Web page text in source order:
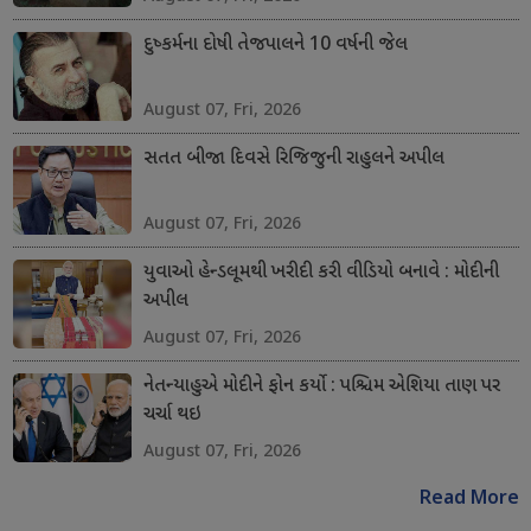
દુષ્કર્મના દોષી તેજપાલને 10 વર્ષની જેલ
August 07, Fri, 2026
સતત બીજા દિવસે રિજિજુની રાહુલને અપીલ
August 07, Fri, 2026
યુવાઓ હેન્ડલૂમથી ખરીદી કરી વીડિયો બનાવે : મોદીની
અપીલ
August 07, Fri, 2026
નેતન્યાહુએ મોદીને ફોન કર્યો : પશ્ચિમ એશિયા તાણ પર
ચર્ચા થઇ
August 07, Fri, 2026
Read More